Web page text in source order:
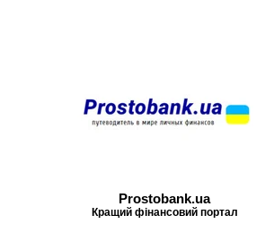
Prostobank.ua
Кращий фінансовий портал